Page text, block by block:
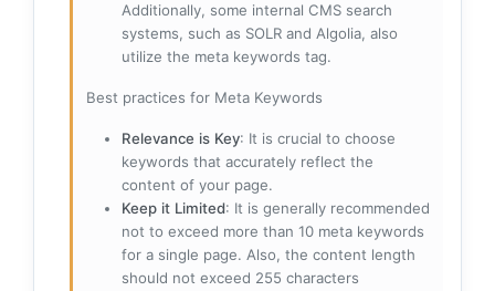
Additionally, some internal CMS search
systems, such as SOLR and Algolia, also
utilize the meta keywords tag.
Best practices for Meta Keywords
Relevance is Key: It is crucial to choose
keywords that accurately reflect the
content of your page.
Keep it Limited: It is generally recommended
not to exceed more than 10 meta keywords
for a single page. Also, the content length
should not exceed 255 characters